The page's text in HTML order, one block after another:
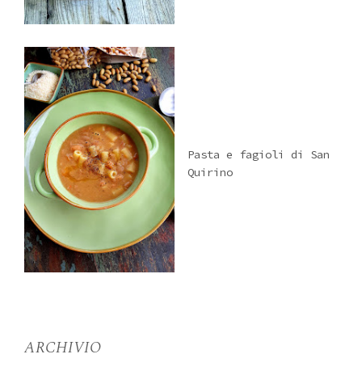
Pasta e fagioli di San
Quirino
ARCHIVIO